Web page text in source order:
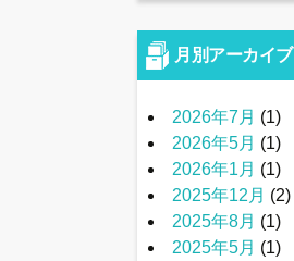
月別アーカイブ
2026年7月 (1)
2026年5月 (1)
2026年1月 (1)
2025年12月 (2)
2025年8月 (1)
2025年5月 (1)